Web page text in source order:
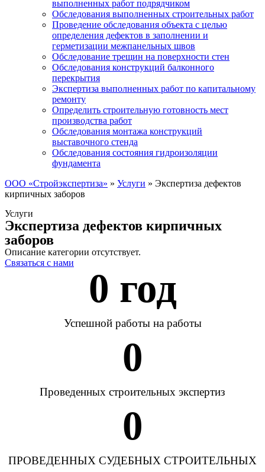
выполненных работ подрядчиком
Обследования выполненных строительных работ
Проведение обследования объекта с целью
определения дефектов в заполнении и
герметизации межпанельных швов
Обследование трещин на поверхности стен
Обследования конструкций балконного
перекрытия
Экспертиза выполненных работ по капитальному
ремонту
Определить строительную готовность мест
производства работ
Обследования монтажа конструкций
выставочного стенда
Обследования состояния гидроизоляции
фундамента
ООО «Стройэкспертиза» » Услуги » Экспертиза дефектов
кирпичных заборов
Услуги
Экспертиза дефектов кирпичных
заборов
Описание категории отсутствует.
Связаться с нами
0 год
Успешной работы на работы
0
Проведенных строительных экспертиз
0
ПРОВЕДЕННЫХ СУДЕБНЫХ СТРОИТЕЛЬНЫХ